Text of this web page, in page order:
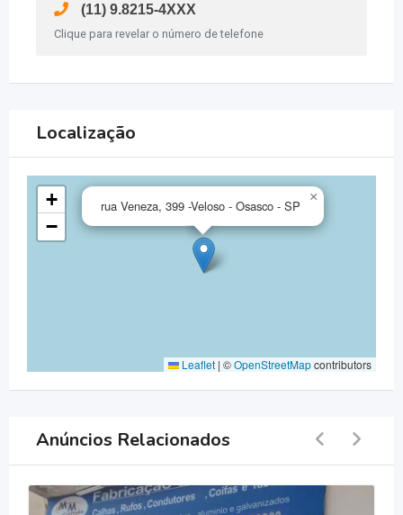
(11) 9.8215-4XXX
Clique para revelar o número de telefone
Localização
rua Veneza, 399 -Veloso - Osasco - SP
×
+
−
Leaflet | ©OpenStreetMapcontributors
Anúncios Relacionados